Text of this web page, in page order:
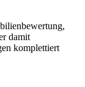
damit
komplettiert